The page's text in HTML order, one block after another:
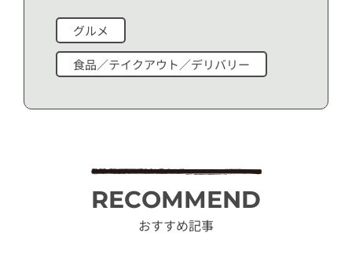
グルメ
食品／テイクアウト／デリバリー
RECOMMEND
おすすめ記事